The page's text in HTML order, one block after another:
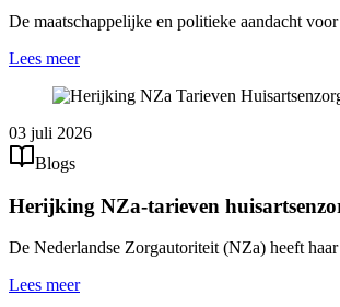
De maatschappelijke en politieke aandacht
Lees meer
03 juli 2026
Blogs
Herijking NZa-tarieven
De Nederlandse Zorgautoriteit (NZa) heeft
Lees meer